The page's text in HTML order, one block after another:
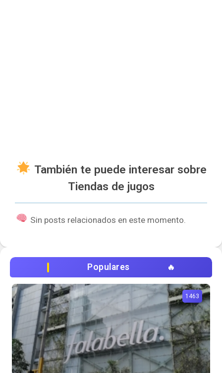
También te puede interesar sobre
Tiendas de jugos
Sin posts relacionados en este momento.
Populares
1463